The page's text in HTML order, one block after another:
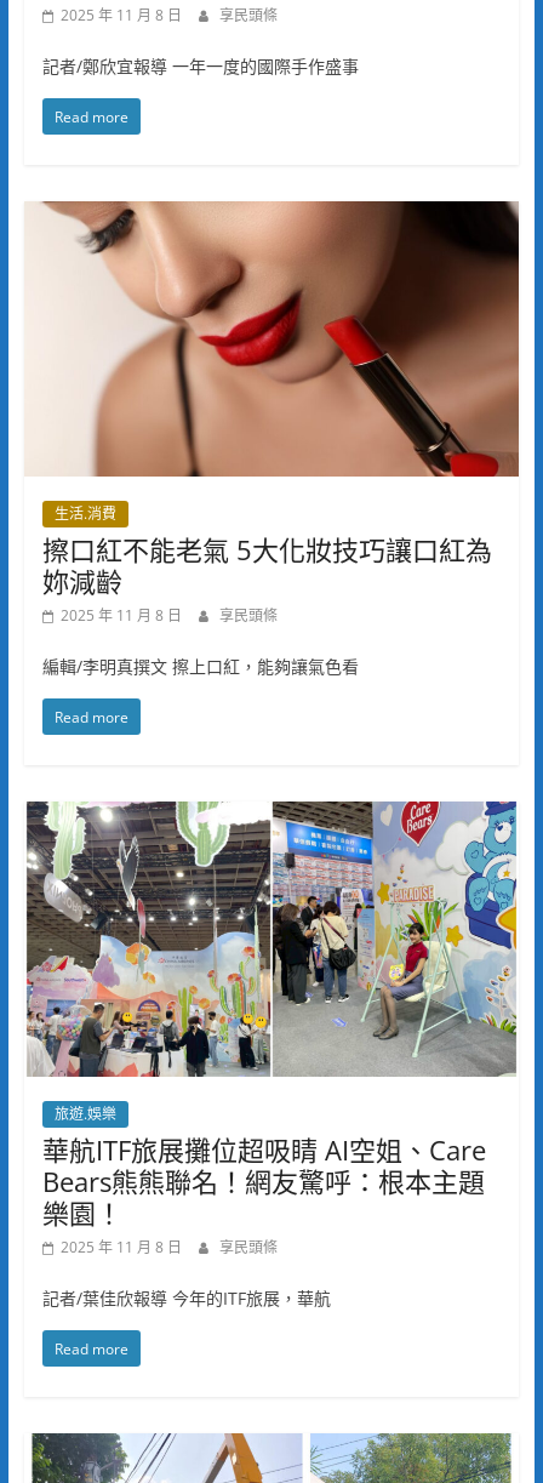
2025 年 11 月 8 日 享民頭條
記者/鄭欣宜報導 一年一度的國際手作盛事
Read more
生活.消費
擦口紅不能老氣 5大化妝技巧讓口紅為
妳減齡
2025 年 11 月 8 日 享民頭條
編輯/李明真撰文 擦上口紅，能夠讓氣色看
Read more
旅遊.娛樂
華航ITF旅展攤位超吸睛 AI空姐、Care
Bears熊熊聯名！網友驚呼：根本主題
樂園！
2025 年 11 月 8 日 享民頭條
記者/葉佳欣報導 今年的ITF旅展，華航
Read more